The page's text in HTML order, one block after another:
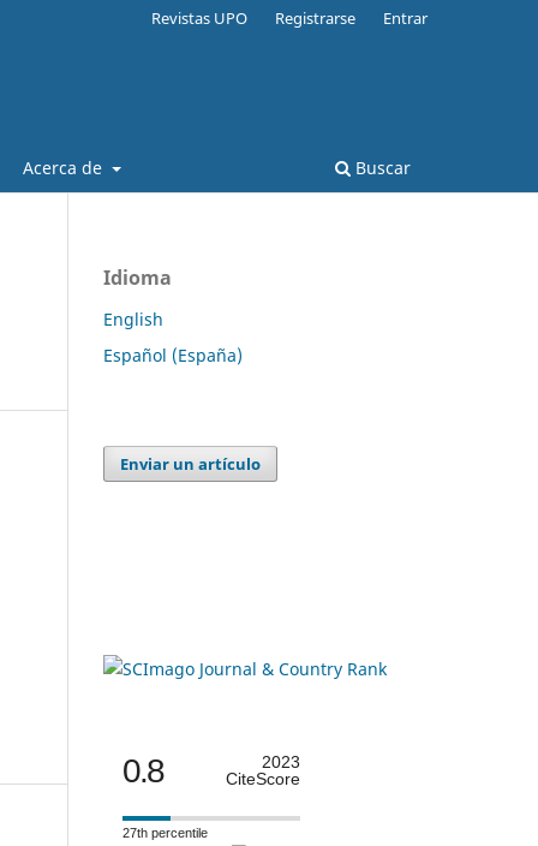
Acerca de Buscar
Revistas UPO Registrarse Entrar
Idioma
English
Español (España)
Enviar un artículo
0.8
2023
CiteScore
27th percentile